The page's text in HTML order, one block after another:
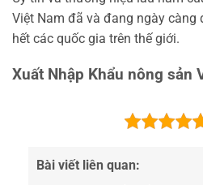
Việt Nam đã và đang ngày
hết các quốc gia trên thế giới.
Xuất Nhập Khẩu nông sản
Bài viết liên quan: